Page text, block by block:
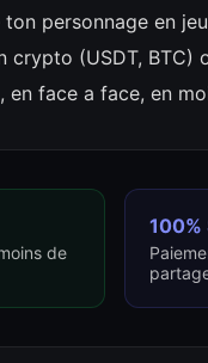
personnage en
crypto (USDT, BTC)
en face a face, en
de
100%